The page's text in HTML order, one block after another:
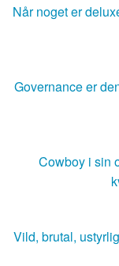
Når noget er
Governance er
Cowboy i sin
Vild, brutal,